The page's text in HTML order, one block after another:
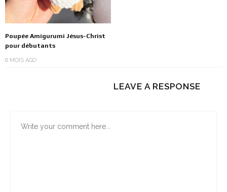
Poupée Amigurumi Jésus-Christ
pour débutants
6 MOIS AGO
LEAVE A RESPONSE